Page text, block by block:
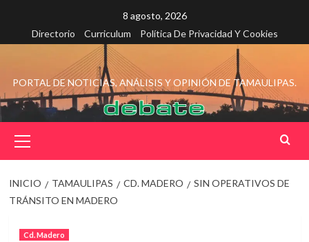
contenido
8 agosto, 2026
Directorio
Curriculum Política De Privacidad Y Cookies
PORTAL DE NOTICIAS, ANÁLISIS Y OPINIÓN DE TAMAULIPAS.
principal
INICIO TAMAULIPAS CD. MADERO
SIN OPERATIVOS DE
TRÁNSITO EN MADERO
Cd. Madero